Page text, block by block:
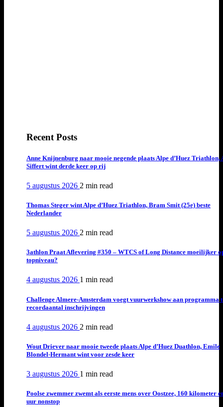
Recent Posts
Anne Knijnenburg naar mooie negende plaats Alpe d’Huez Triathlon,
Siffert wint derde keer op rij
5 augustus 2026 2 min read
Thomas Steger wint Alpe d’Huez Triathlon, Bram Smit (25e) beste
Nederlander
5 augustus 2026 2 min read
3athlon Praat Aflevering #350 – WTCS of Long Distance moeilijker
topniveau?
4 augustus 2026 1 min read
Challenge Almere-Amsterdam voegt vuurwerkshow aan programma
recordaantal inschrijvingen
4 augustus 2026 2 min read
Wout Driever naar mooie tweede plaats Alpe d’Huez Duathlon, Emile
Blondel-Hermant wint voor zesde keer
3 augustus 2026 1 min read
Poolse zwemmer zwemt als eerste mens over Oostzee, 160 kilometer
uur nonstop